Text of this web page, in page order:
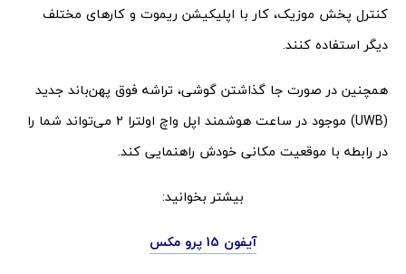
کنترل پخش موزیک، کار با اپلیکیشن ریموت و کارهای مختلف
دیگر استفاده کنند.
همچنین در صورت جا گذاشتن گوشی، تراشه فوق پهن‌باند جدید
(UWB) موجود در ساعت هوشمند اپل واچ اولترا 2 می‌تواند شما را
در رابطه با موقعیت مکانی خودش راهنمایی کند.
بیشتر بخوانید:
آیفون 15 پرو مکس